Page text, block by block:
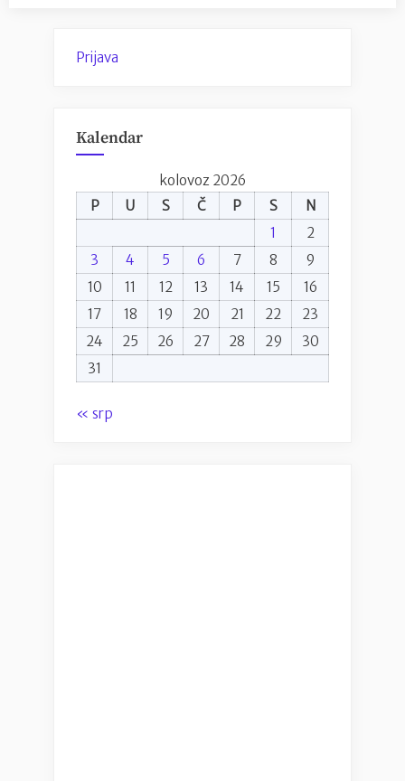
Prijava
Kalendar
kolovoz 2026
P
U S Č P S
N
1
2
3
4 5 6 7 8
9
10
11 12 13 14 15
16
17
18 19 20 21 22
23
24
25 26 27 28 29
30
31
« srp